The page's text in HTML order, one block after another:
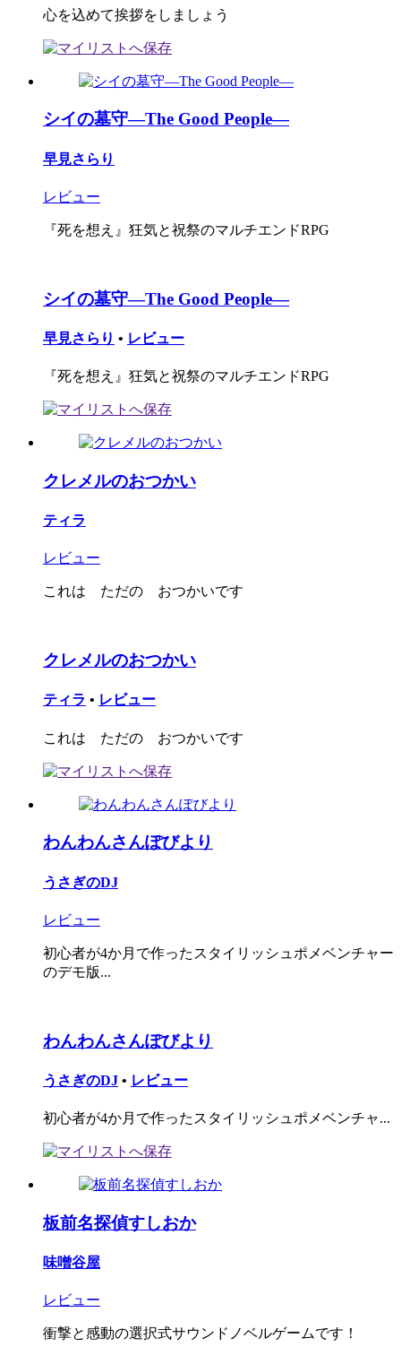
心を込めて挨拶をしましょう
シイの墓守―The Good People―
早見さらり
レビュー
『死を想え』狂気と祝祭のマルチエンドRPG
シイの墓守―The Good People―
早見さらり • レビュー
『死を想え』狂気と祝祭のマルチエンドRPG
クレメルのおつかい
ティラ
レビュー
これは ただの おつかいです
クレメルのおつかい
ティラ • レビュー
これは ただの おつかいです
わんわんさんぽびより
うさぎのDJ
レビュー
初心者が4か月で作ったスタイリッシュポメベンチャー
のデモ版...
わんわんさんぽびより
うさぎのDJ • レビュー
初心者が4か月で作ったスタイリッシュポメベンチャ...
板前名探偵すしおか
味噌谷屋
レビュー
衝撃と感動の選択式サウンドノベルゲームです！